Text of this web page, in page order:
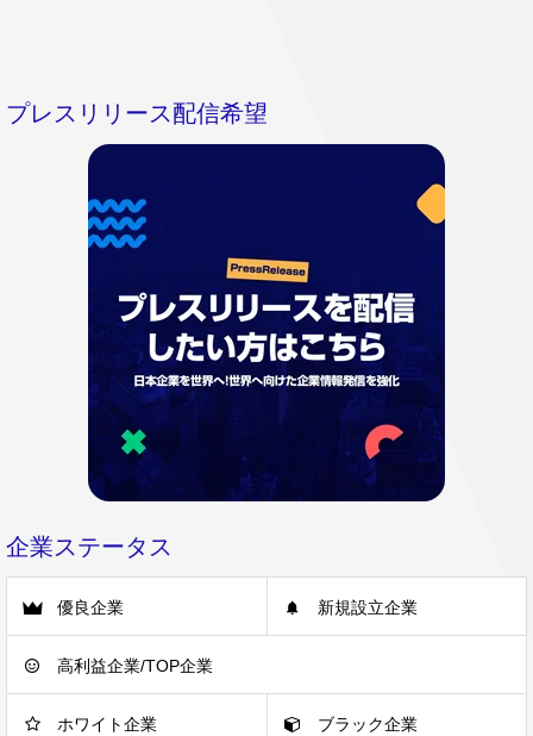
プレスリリース配信希望
企業ステータス
優良企業 新規設立企業
高利益企業/TOP企業
ホワイト企業 ブラック企業